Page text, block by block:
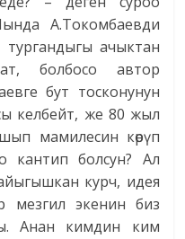
А.Токомбаевди
ачыктан
болбосо автор
бут тосконунун
келбейт, же 80 жыл
мамилесин көрүп
кантип болсун? Ал
курч, идея
мезгил экенин биз
Анан кимдин ким